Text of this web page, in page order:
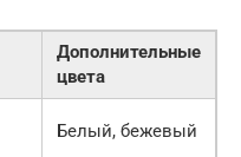
Дополнительные
цвета
Белый, бежевый